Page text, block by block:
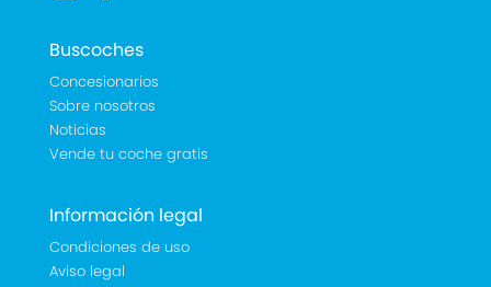
Buscoches
Concesionarios
Sobre nosotros
Noticias
Vende tu coche gratis
Información legal
Condiciones de uso
Aviso legal